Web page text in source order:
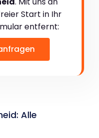
Start in Ihr
entfernt:
Alle